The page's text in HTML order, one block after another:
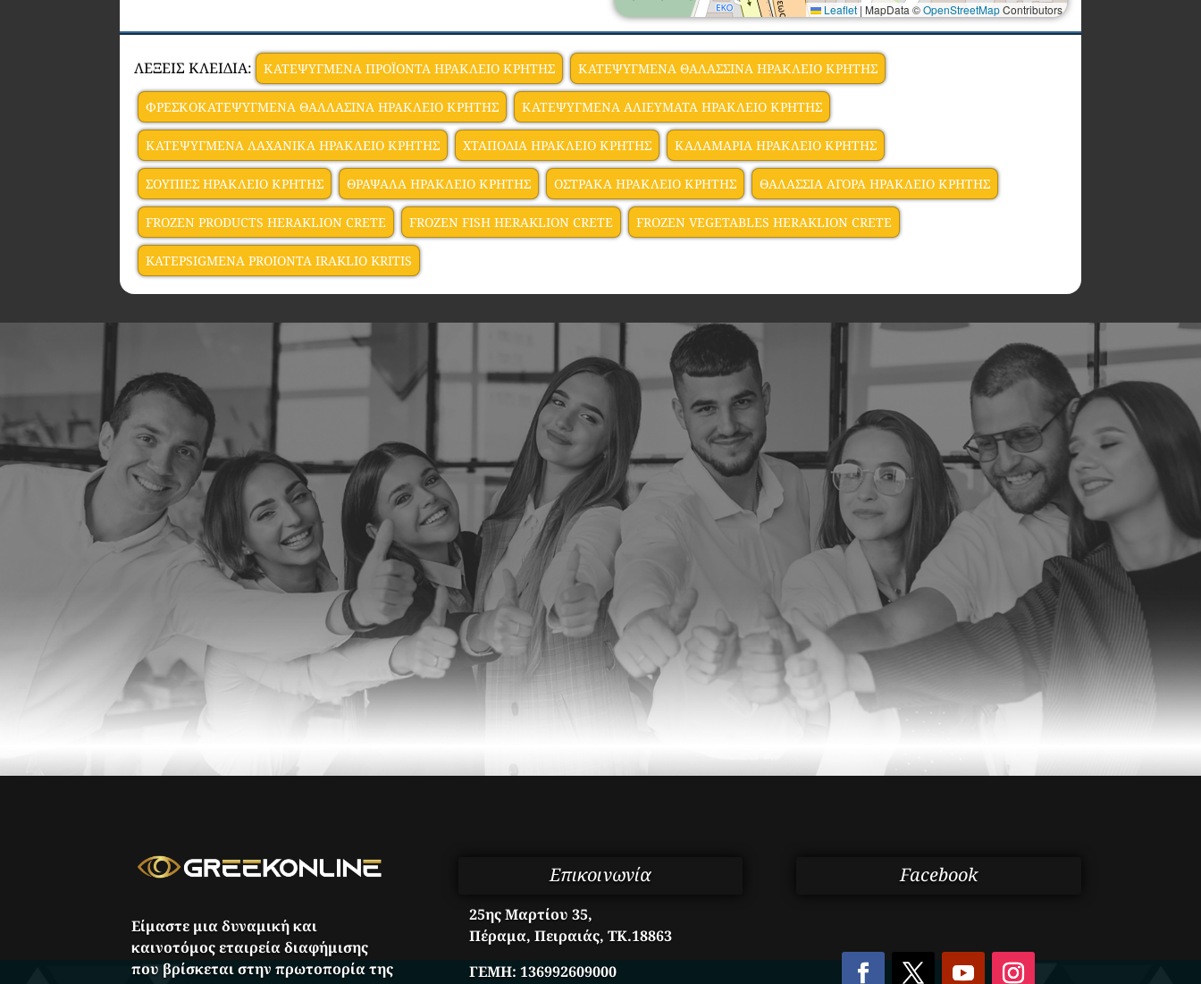
Leaflet | MapData ©OpenStreetMapContributors
ΛΕΞΕΙΣ ΚΛΕΙΔΙΑ: ΚΑΤΕΨΥΓΜΕΝΑ ΠΡΟΪΟΝΤΑ ΗΡΑΚΛΕΙΟ ΚΡΗΤΗΣ ΚΑΤΕΨΥΓΜΕΝΑ ΘΑΛΑΣΣΙΝΑ ΗΡΑΚΛΕΙΟ ΚΡΗΤΗΣ
ΦΡΕΣΚΟΚΑΤΕΨΥΓΜΕΝΑ ΘΑΛΛΑΣΙΝΑ ΗΡΑΚΛΕΙΟ ΚΡΗΤΗΣ ΚΑΤΕΨΥΓΜΕΝΑ ΑΛΙΕΥΜΑΤΑ ΗΡΑΚΛΕΙΟ ΚΡΗΤΗΣ
ΚΑΤΕΨΥΓΜΕΝΑ ΛΑΧΑΝΙΚΑ ΗΡΑΚΛΕΙΟ ΚΡΗΤΗΣ ΧΤΑΠΟΔΙΑ ΗΡΑΚΛΕΙΟ ΚΡΗΤΗΣ ΚΑΛΑΜΑΡΙΑ ΗΡΑΚΛΕΙΟ ΚΡΗΤΗΣ
ΣΟΥΠΙΕΣ ΗΡΑΚΛΕΙΟ ΚΡΗΤΗΣ ΘΡΑΨΑΛΑ ΗΡΑΚΛΕΙΟ ΚΡΗΤΗΣ ΟΣΤΡΑΚΑ ΗΡΑΚΛΕΙΟ ΚΡΗΤΗΣ ΘΑΛΑΣΣΙΑ ΑΓΟΡΑ ΗΡΑΚΛΕΙΟ ΚΡΗΤΗΣ
FROZEN PRODUCTS HERAKLION CRETE FROZEN FISH HERAKLION CRETE FROZEN VEGETABLES HERAKLION CRETE
KATEPSIGMENA PROIONTA IRAKLIO KRITIS
Είμαστε μια δυναμική και
καινοτόμος εταιρεία διαφήμισης
που βρίσκεται στην πρωτοπορία της
Επικοινωνία
25ης Μαρτίου 35,
Πέραμα, Πειραιάς, ΤΚ.18863
ΓΕΜΗ:136992609000
Facebook